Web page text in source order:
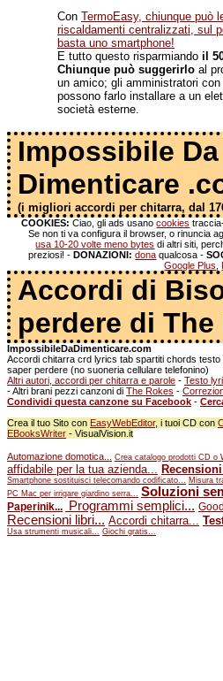
Con TermoEasy, chiunque può
riscaldamenti centralizzati, sul
basta uno smartphone!
E tutto questo risparmiando il
Chiunque può suggerirlo al
un amico; gli amministratori
possono farlo installare a un
società esterne.
Impossibile Da
Dimenticare
(i migliori accordi per chitarra, dal
COOKIES: Ciao, gli ads usanocookies
Se non ti va configura il browser, o rinuncia
usa 10-20 volte meno bytes di altri siti,
preziosi! -DONAZIONI: dona qualcosa -
Google Plus ,
Accordi di
perdere di The
ImpossibileDaDimenticare.com
Accordi chitarra crd lyrics tab spartiti chords testo
saper perdere (no suoneria cellulare telefonino)
Altri autori, accordi per chitarra e parole - Testo
- Altri brani pezzi canzoni di The Rokes -
Condividi questa canzone su Facebook -
Crea il tuo Sito con EasyWebEditor, i tuoi CD con
EBooksWriter - VisualVision.it
Automazione domotica... Crea catalogo prodotti CD o
affidabile per la tua azienda...
Smartphone sostituisci telecomando codificato... Misura
PC Mac per irrigare giardino serra... Soluzioni
Paperinik...
Programmi semplici...
Recensioni libri... Accordi chitarra...
Usa strumenti musicali... Giochi gratis...